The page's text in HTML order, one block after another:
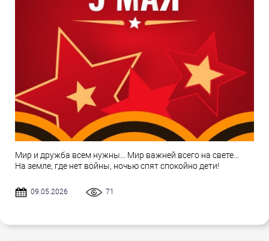
Мир и дружба всем нужны... Мир важней всего на свете...
На земле, где нет войны, ночью спят спокойно дети!
09.05.2026 71